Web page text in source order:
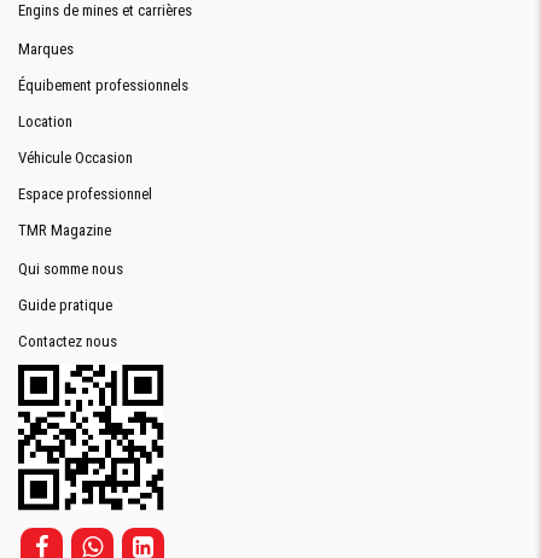
Engins de mines et carrières
Marques
Équibement professionnels
Location
Véhicule Occasion
Espace professionnel
TMR Magazine
Qui somme nous
Guide pratique
Contactez nous